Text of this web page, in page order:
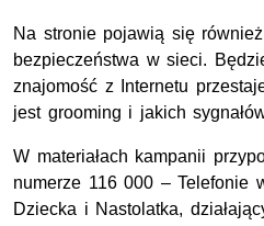
Na stronie pojawią się
bezpieczeństwa w sieci.
znajomość z Internetu
jest grooming i jakich
W materiałach kampanii
numerze 116 000 – Telefonie
Dziecka i Nastolatka,